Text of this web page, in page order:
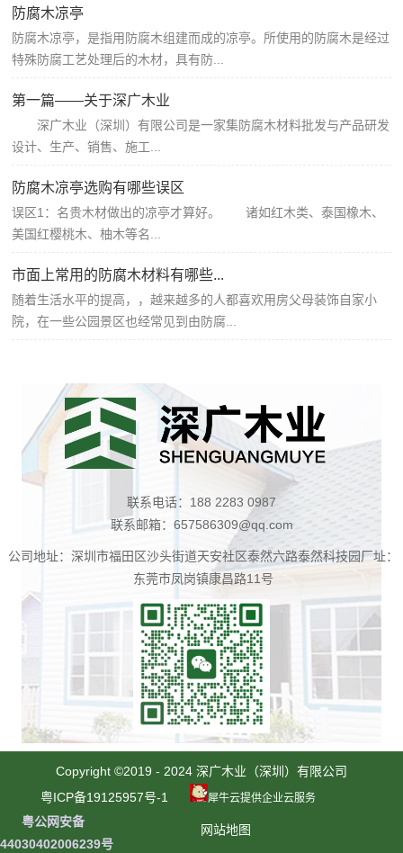
防腐木凉亭
防腐木凉亭，是指用防腐木组建而成的凉亭。所使用的防腐木是经过
特殊防腐工艺处理后的木材，具有防...
第一篇——关于深广木业
深广木业（深圳）有限公司是一家集防腐木材料批发与产品研发
设计、生产、销售、施工...
防腐木凉亭选购有哪些误区
误区1：名贵木材做出的凉亭才算好。 诸如红木类、泰国橡木、
美国红樱桃木、柚木等名...
市面上常用的防腐木材料有哪些...
随着生活水平的提高，，越来越多的人都喜欢用房父母装饰自家小
院，在一些公园景区也经常见到由防腐...
联系电话：188 2283 0987
联系邮箱：657586309@qq.com
公司地址：深圳市福田区沙头街道天安社区泰然六路泰然科技园厂址：
东莞市凤岗镇康昌路11号
Copyright ©2019 - 2024 深广木业（深圳）有限公司
粤ICP备19125957号-1
犀牛云提供企业云服务
网站地图
粤公网安备
44030402006239号